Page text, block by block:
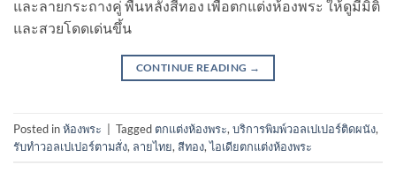
และลายกระถางคู่ พื้นหลังสีทอง เพื่อตกแต่งห้องพระ ให้ดูมีมิติ
และสวยโดดเด่นขึ้น
CONTINUE READING →
Posted inห้องพระ Tagged ตกแต่งห้องพระ, บริการพิมพ์วอลเปเปอร์ติดผนัง,
รับทําวอลเปเปอร์ตามสั่ง, ลายไทย, สีทอง,ไอเดียตกแต่งห้องพระ